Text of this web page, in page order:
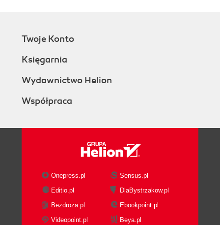
Twoje Konto
Księgarnia
Wydawnictwo Helion
Współpraca
Onepress.pl
Sensus.pl
Editio.pl
DlaBystrzakow.pl
Bezdroza.pl
Ebookpoint.pl
Videopoint.pl
Beya.pl